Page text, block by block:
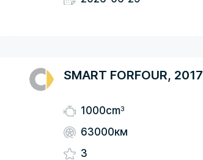
SMART FORFOUR, 2017
1000cm3
63000км
3